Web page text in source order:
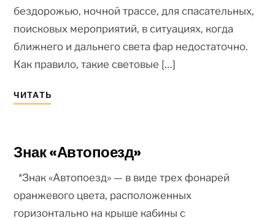
бездорожью, ночной трассе, для спасательных,
поисковых мероприятий, в ситуациях, когда
ближнего и дальнего света фар недостаточно.
Как правило, такие световые […]
ЧИТАТЬ
Знак «Автопоезд»
*Знак «Автопоезд» — в виде трех фонарей
оранжевого цвета, расположенных
горизонтально на крыше кабины с